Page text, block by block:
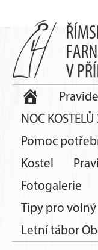
NOC
Pomoc
Kostel
Fotogalerie
Tipy pro volný
Letní tábor